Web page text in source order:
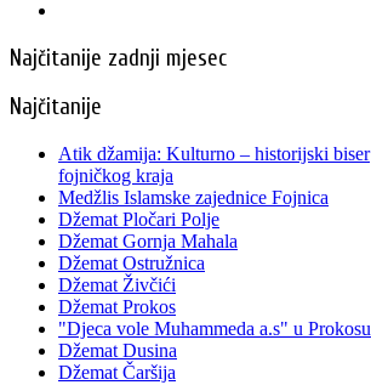
Najčitanije zadnji mjesec
Najčitanije
Atik džamija: Kulturno – historijski biser
fojničkog kraja
Medžlis Islamske zajednice Fojnica
Džemat Pločari Polje
Džemat Gornja Mahala
Džemat Ostružnica
Džemat Živčići
Džemat Prokos
"Djeca vole Muhammeda a.s" u Prokosu
Džemat Dusina
Džemat Čaršija